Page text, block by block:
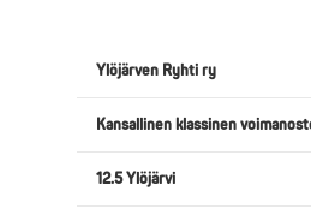
Ylöjärven Ryhti ry
Kansallinen klassinen
12.5 Ylöjärvi